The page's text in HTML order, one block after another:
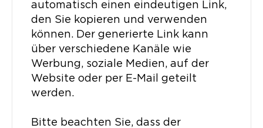
automatisch einen eindeutigen Link,
den Sie kopieren und verwenden
können. Der generierte Link kann
über verschiedene Kanäle wie
Werbung, soziale Medien, auf der
Website oder per E-Mail geteilt
werden.
Bitte beachten Sie, dass der